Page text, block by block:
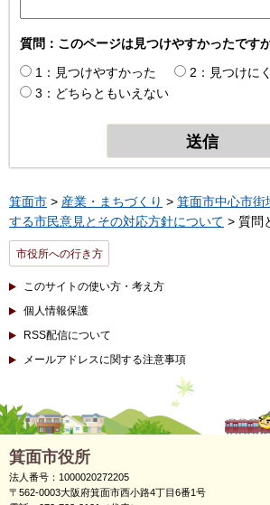
質問：このページは見つけやすかったです
1：見つけやすかった
2：見つけに
3：どちらともいえない
箕面市 > 産業・まちづくり > 箕面市中心市街
する市民意見とその対応方針について > 質問
市役所への行き方
このサイトの使い方・考え方
個人情報保護
RSS配信について
メールアドレスに関する注意事項
箕面市役所
法人番号：1000020272205
〒562-0003大阪府箕面市西小路4丁目6番1号